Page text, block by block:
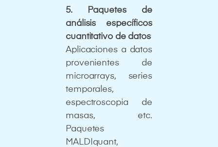
5. Paquetes de
análisis específicos
cuantitativo de datos
Aplicaciones a datos
provenientes de
microarrays, series
temporales,
espectroscopia de
masas, etc.
Paquetes
MALDIquant,